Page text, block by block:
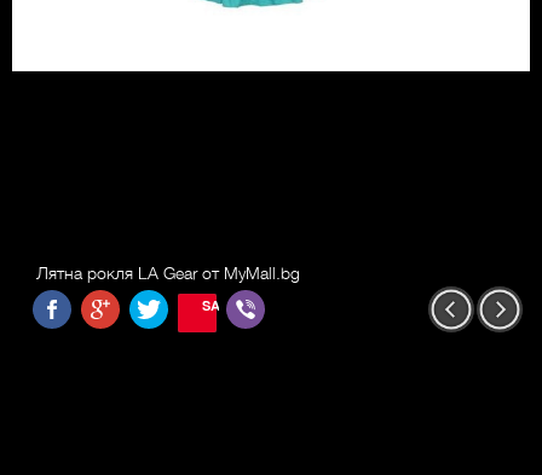
Лятна рокля LA Gear от MyMall.bg
SAVE